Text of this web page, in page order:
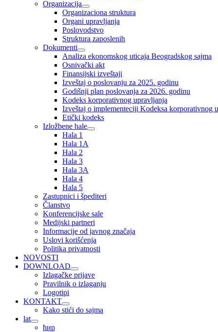
Organizacija
Organizaciona struktura
Organi upravljanja
Poslovodstvo
Struktura zaposlenih
Dokumenti
Analiza ekonomskog uticaja Beogradskog sajma
Osnivački akt
Finansijski izveštaji
Izveštaj o poslovanju za 2025. godinu
Godišnji plan poslovanja za 2026. godinu
Kodeks korporativnog upravljanja
Izveštaj o implementeciji Kodeksa korporativnog
Etički kodeks
Izložbene hale
Hala 1
Hala 1A
Hala 2
Hala 3
Hala 3A
Hala 4
Hala 5
Zastupnici i špediteri
Članstvo
Konferencijske sale
Medijski partneri
Informacije od javnog značaja
Uslovi korišćenja
Politika privatnosti
NOVOSTI
DOWNLOAD
Izlagačke prijave
Pravilnik o izlaganju
Logotipi
KONTAKT
Kako stići do sajma
lat
ћир